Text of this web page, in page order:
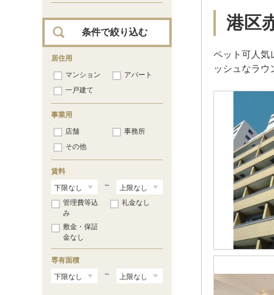
港区
ペット可人
ッシュなラ
銀座（24）
虎ノ門 （24）
溜池山王 （43）
赤坂見附（44）
青山一丁目
表参道 （129）
渋谷（354）
条件で絞り込む
居住用
マンション
アパート
一戸建て
事業用
店舗
事務所
その他
賃料
～
管理費等込
み
礼金なし
敷金・保証
金なし
専有面積
～